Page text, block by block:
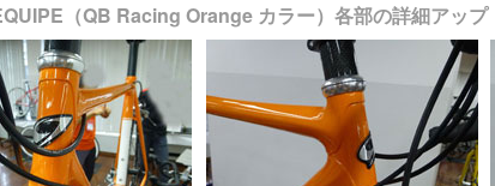
（QB Racing Orange カラー）各部の詳細アップ